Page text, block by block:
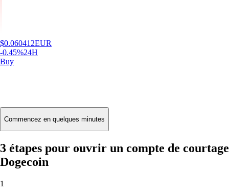
$0.060412EUR
-0.45%24H
Buy
Commencez en quelques minutes
3 étapes pour ouvrir un compte de courtage
Dogecoin
1